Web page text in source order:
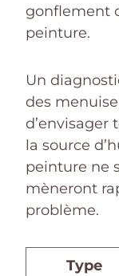
gonflement
peinture.
Un
des
d’envisager
la source
peinture ne
mèneront
problème.
Type